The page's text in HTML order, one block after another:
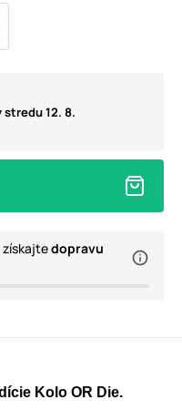
stredu 12. 8.
získajtedopravu
Kolo OR Die.